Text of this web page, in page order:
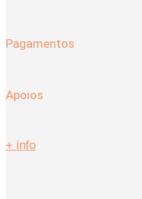
Pagamentos
Apoios
+ info